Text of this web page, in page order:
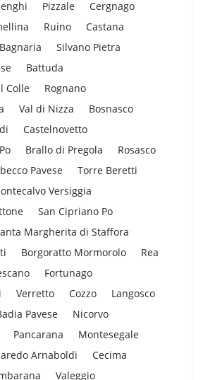
Pizzale
Cergnago
Ruino
Castana
Bagnaria
Silvano Pietra
Battuda
Colle
Rognano
Val di Nizza
Bosnasco
Castelnovetto
Brallo di Pregola
Rosasco
Pavese
Torre Beretti
Versiggia
San Cipriano Po
Margherita di Staffora
Borgoratto Mormorolo
Rea
Fortunago
Verretto Cozzo
Langosco
Pavese
Nicorvo
Pancarana
Montesegale
Arnaboldi
Cecima
Valeggio